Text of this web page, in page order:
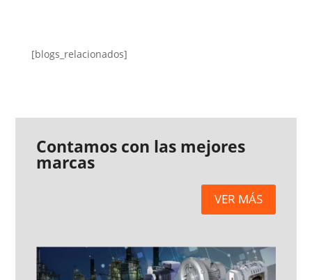
[blogs_relacionados]
Contamos con las mejores
marcas
VER MÁS